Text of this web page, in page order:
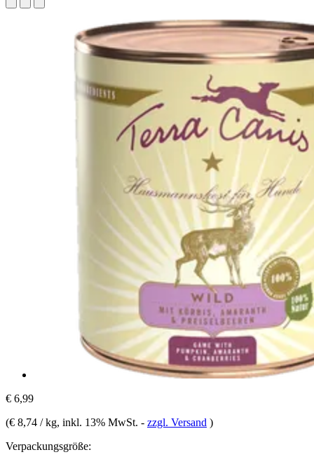
€ 6,99
(€ 8,74 / kg, inkl. 13% MwSt. - zzgl. Versand )
Verpackungsgröße: